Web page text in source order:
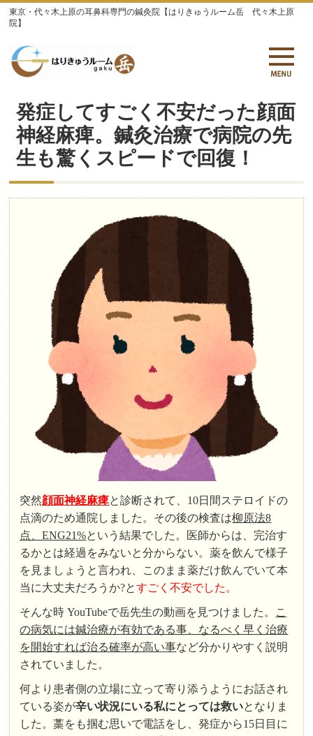
東京・代々木上原の耳鼻科専門の鍼灸院【はりきゅうルーム岳 代々木上原
院】
発症してすごく不安だった顔面
神経麻痺。鍼灸治療で病院の先
生も驚くスピードで回復！
突然顔面神経麻痺と診断されて、10日間ステロイドの
点滴のため通院しました。その後の検査は柳原法8
点、ENG21%という結果でした。医師からは、完治す
るかとは経過をみないと分からない。薬を飲んで様子
を見ましょうと言われ、このまま薬だけ飲んでいて本
当に大丈夫だろうか?とすごく不安でした。
そんな時 YouTubeで岳先生の動画を見つけました。 こ
の病気には鍼治療が有効である事、なるべく早く治療
を開始すれば治る確率が高い事など分かりやすく説明
されていました。
何より患者側の立場に立って寄り添うようにお話され
ている姿が辛い状況にいる私にとっては救いとなりま
した。藁をも掴む思いで電話をし、発症から15日目に